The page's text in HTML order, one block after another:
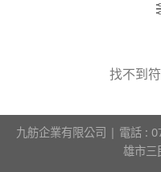
找不到
九舫企業有限公司 | 電話 :
雄市三